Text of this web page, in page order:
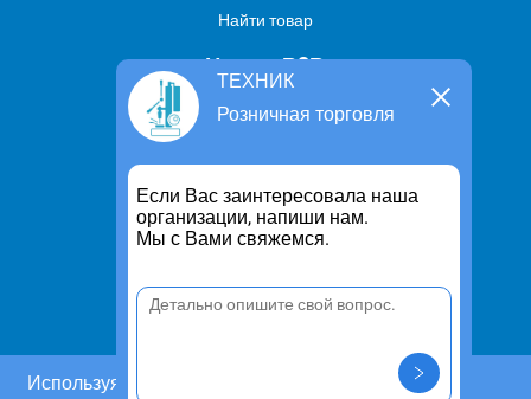
ТЕХНИК
Розничная торговля
Если Вас заинтересовала наша
организации, напиши нам.
Мы с Вами свяжемся.
Используя этот сайт, Вы даете согласие на
Найти товар
Услуги В2В
Найти услугу
Предложить свою услугу
Дропшиппинг
Транспортные услуги
Информация
Политика конфиденциальности